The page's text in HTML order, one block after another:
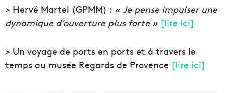
> Hervé Martel (GPMM) : « Je pense impulser une
dynamique d’ouverture plus forte » [lire ici]
> Un voyage de ports en ports et à travers le
temps au musée Regards de Provence [lire ici]